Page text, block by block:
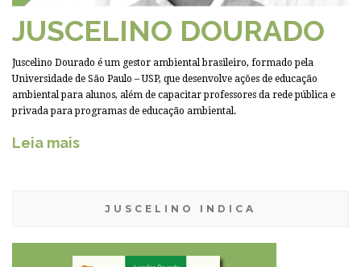
JUSCELINO DOURADO
Juscelino Dourado é um gestor ambiental brasileiro, formado pela
Universidade de São Paulo – USP, que desenvolve ações de educação
ambiental para alunos, além de capacitar professores da rede pública e
privada para programas de educação ambiental.
Leia mais
JUSCELINO INDICA